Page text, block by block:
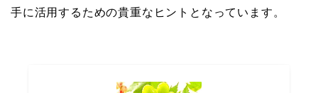
手に活用するための貴重なヒントとなっています。